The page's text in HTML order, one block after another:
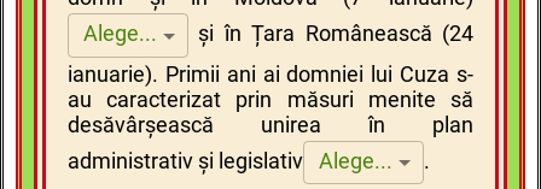
Alege...
și în Țara Românească (24
ianuarie). Primii ani ai domniei lui Cuza s-
au caracterizat prin măsuri menite să
desăvârșească unirea în plan
administrativ și legislativ
Alege... .